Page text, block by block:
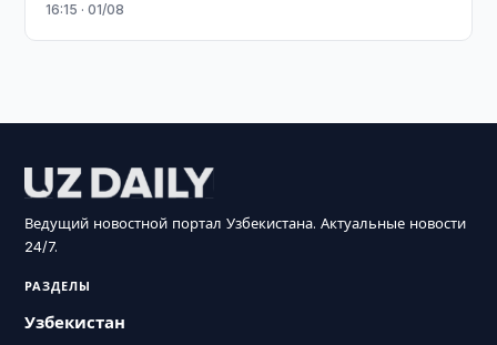
16:15 · 01/08
Ведущий новостной портал Узбекистана. Актуальные новости
24/7.
РАЗДЕЛЫ
Узбекистан